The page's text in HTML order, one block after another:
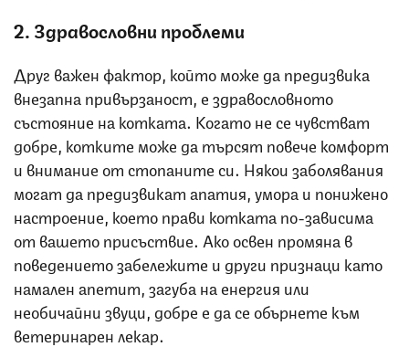
2. Здравословни проблеми
Друг важен фактор, който може да предизвика
внезапна привързаност, е здравословното
състояние на котката. Когато не се чувстват
добре, котките може да търсят повече комфорт
и внимание от стопаните си. Някои заболявания
могат да предизвикат апатия, умора и понижено
настроение, което прави котката по-зависима
от вашето присъствие. Ако освен промяна в
поведението забележите и други признаци като
намален апетит, загуба на енергия или
необичайни звуци, добре е да се обърнете към
ветеринарен лекар.